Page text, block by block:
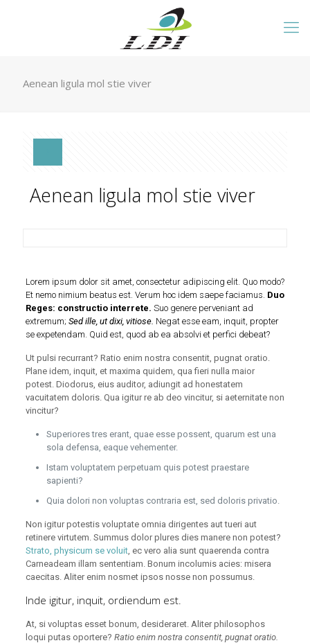
Aenean ligula mol stie viver
Aenean ligula mol stie viver
Lorem ipsum dolor sit amet, consectetur adipiscing elit. Quo modo?
Et nemo nimium beatus est. Verum hoc idem saepe faciamus. Duo
Reges: constructio interrete. Suo genere perveniant ad
extremum; Sed ille, ut dixi, vitiose. Negat esse eam, inquit, propter
se expetendam. Quid est, quod ab ea absolvi et perfici debeat?
Ut pulsi recurrant? Ratio enim nostra consentit, pugnat oratio.
Plane idem, inquit, et maxima quidem, qua fieri nulla maior
potest. Diodorus, eius auditor, adiungit ad honestatem
vacuitatem doloris. Qua igitur re ab deo vincitur, si aeternitate non
vincitur?
Superiores tres erant, quae esse possent, quarum est una
sola defensa, eaque vehementer.
Istam voluptatem perpetuam quis potest praestare
sapienti?
Quia dolori non voluptas contraria est, sed doloris privatio.
Non igitur potestis voluptate omnia dirigentes aut tueri aut
retinere virtutem. Summus dolor plures dies manere non potest?
Strato, physicum se voluit, ec vero alia sunt quaerenda contra
Carneadeam illam sententiam. Bonum incolumis acies: misera
caecitas. Aliter enim nosmet ipsos nosse non possumus.
Inde igitur, inquit, ordiendum est.
At, si voluptas esset bonum, desideraret. Aliter philosophos
loqui putas oportere? Ratio enim nostra consentit, pugnat oratio.